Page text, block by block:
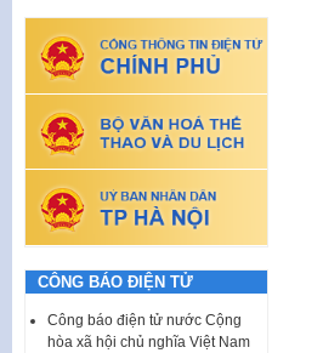
CÔNG BÁO ĐIỆN TỬ
Công báo điện tử nước Cộng
hòa xã hội chủ nghĩa Việt Nam